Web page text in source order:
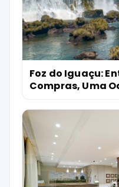
Foz do Iguaçu:
Compras, Uma